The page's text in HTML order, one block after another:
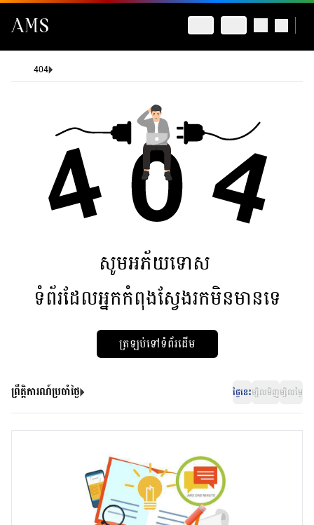
404
សូមអភ័យទោស
ទំព័រដែលអ្នកកំពុងស្វែងរកមិនមានទេ
ត្រឡប់ទៅទំព័រដើម
ព្រឹត្តិការណ៍ប្រចាំថ្ងៃ ថ្ងៃនេះម្សិលមិញម្សិលម្ងៃ